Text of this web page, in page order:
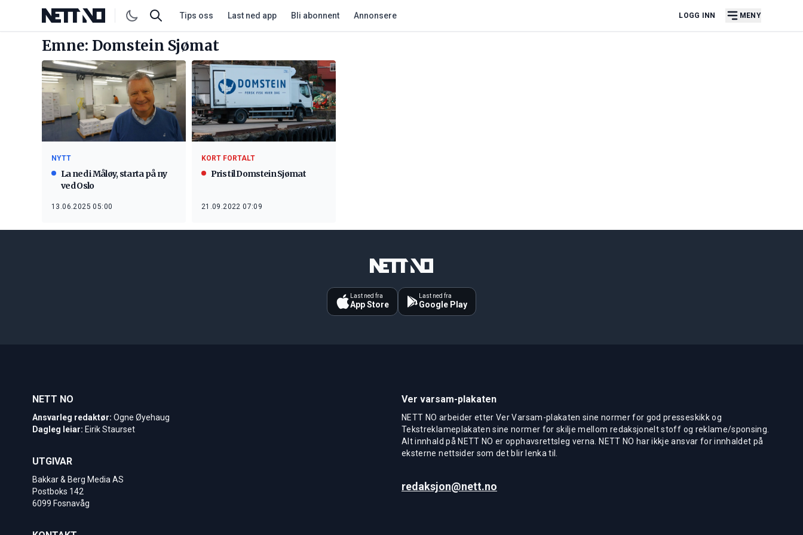
Tips oss Last ned app Bli abonnent Annonsere LOGG INN MENY
Emne: Domstein Sjømat
NYTT
La ned i Måløy, starta på ny
ved Oslo
13.06.2025 05:00
KORT FORTALT
Pris til Domstein Sjømat
21.09.2022 07:09
Last ned fra
App Store
Last ned fra
Google Play
NETT NO
Ansvarleg redaktør: Ogne Øyehaug
Dagleg leiar: Eirik Staurset
UTGIVAR
Bakkar & Berg Media AS
Postboks 142
6099 Fosnavåg
Ver varsam-plakaten
NETT NO arbeider etter Ver Varsam-plakaten sine normer for god presseskikk og
Tekstreklameplakaten sine normer for skilje mellom redaksjonelt stoff og reklame/sponsing.
Alt innhald på NETT NO er opphavsrettsleg verna. NETT NO har ikkje ansvar for innhaldet på
eksterne nettsider som det blir lenka til.
redaksjon@nett.no